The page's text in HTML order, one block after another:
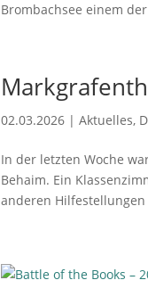
Brombachsee einem
02.03.2026 | Aktuelles,
In der letzten Woche
Behaim. Ein
anderen